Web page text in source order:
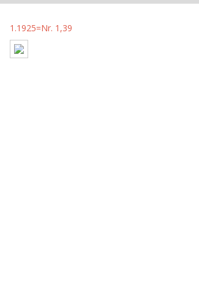
1.1925=Nr. 1,39